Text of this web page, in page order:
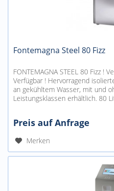
Fontemagna Steel 80 Fizz
FONTEMAGNA STEEL 80 Fizz !
Verfügbar ! Hervorragend
an gekühltem Wasser, mit und
Leistungsklassen erhältlich. 80
Preis auf Anfrage
Merken